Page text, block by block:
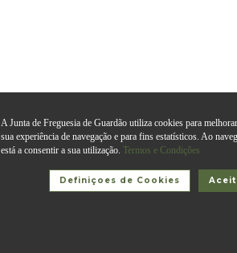
A Junta de Freguesia de Guardão utiliza cookies para
sua experiência de navegação e para fins estatísticos. Ao
está a consentir a sua utilização. Termos e Condições
Definiçoes de Cookies